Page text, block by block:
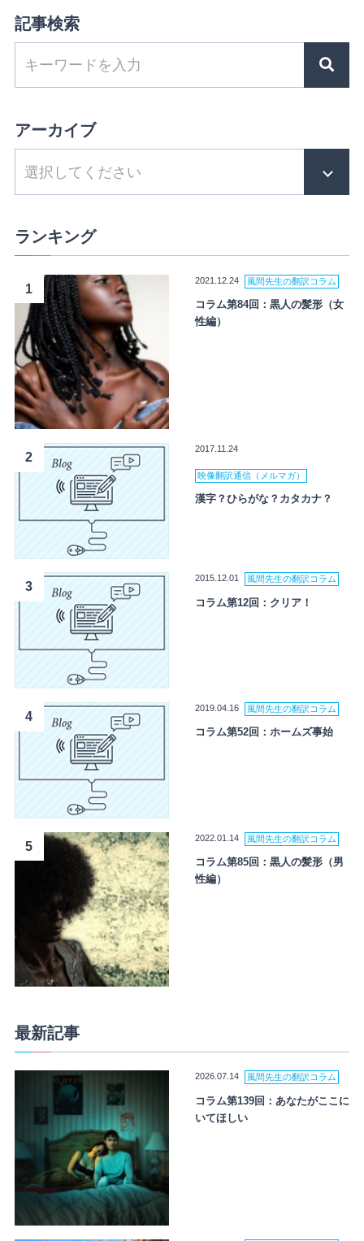
記事検索
アーカイブ
ランキング
1
2021.12.24 風間先生の翻訳コラム
コラム第84回：黒人の髪形（女
性編）
2
2017.11.24
映像翻訳通信（メルマガ）
漢字？ひらがな？カタカナ？
3
2015.12.01 風間先生の翻訳コラム
コラム第12回：クリア！
4
2019.04.16 風間先生の翻訳コラム
コラム第52回：ホームズ事始
5
2022.01.14 風間先生の翻訳コラム
コラム第85回：黒人の髪形（男
性編）
最新記事
2026.07.14 風間先生の翻訳コラム
コラム第139回：あなたがここに
いてほしい